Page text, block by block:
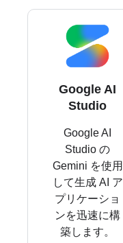
Google AI
Studio
Google AI
Studio の
Gemini を使用
して生成 AI ア
プリケーショ
ンを迅速に構
築します。